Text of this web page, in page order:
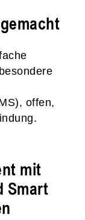
offen,
mit
Smart